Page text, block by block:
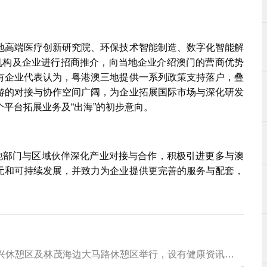
端医疗创新研究院、环保技术智能制造、数字化智能解
及企业进行招商推介，向当地企业介绍澳门的营商优势
业代表认为，粤港澳三地提供一系列政策支持落户，叠
对接与协作空间广阔，为企业拓展国际市场与深化研发
台拓展业务及“出海”的初步意向。
门与区域伙伴深化产业对接与合作，积极引进更多与澳
可持续发展，并致力为企业提供更完善的服务与配套，
憩区及林茂海边大马路休憩区举行，设有健康资讯推